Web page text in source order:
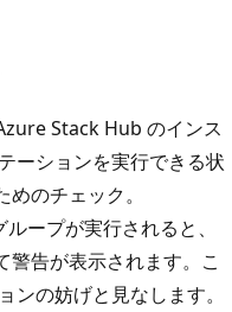
Stack Hub のインス
ーションを実行できる状
のチェック。
ループが実行されると、
警告が表示されます。こ
ンの妨げと見なします。